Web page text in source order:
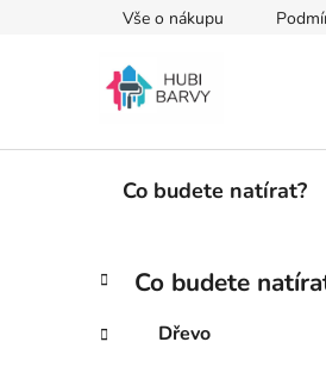
Vše o nákupu
Co budete natírat?
P
s
Přeskočit
kategorie
K
a
e
Co budete
Dřevo